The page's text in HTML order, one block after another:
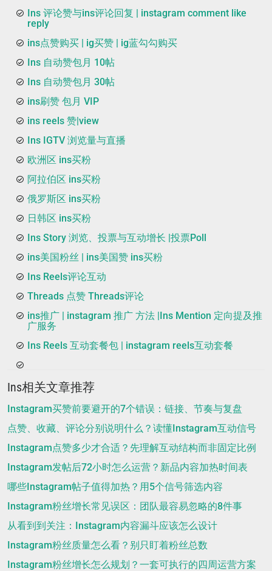
Ins 评论赞与ins评论回复 | instagram comment like
reply
ins点赞购买 | ig买赞 | ig蓝勾勾购买
Ins 自动赞包月 10帖
Ins 自动赞包月 30帖
ins刷赞 包月 VIP
ins reels 赞|view
Ins IGTV 浏览量与直播
欧洲区 ins买粉
阿拉伯区 ins买粉
俄罗斯区 ins买粉
日韩区 ins买粉
Ins Story 浏览、投票与互动增长 |投票Poll
ins美国粉丝 | ins美国赞 ins买粉
Ins Reels评论互动
Threads 点赞 Threads评论
ins推广 | instagram 推广 方法 |Ins Mention 定向提及推
广服务
Ins Reels 互动套餐包 | instagram reels互动套餐
Ins相关文章推荐
Instagram买赞前要避开的7个错误：链接、节奏与复盘
点赞、收藏、评论分别说明什么？读懂Instagram互动信号
Instagram点赞多少才合适？先理解互动结构而非固定比例
Instagram发帖后72小时怎么运营？新品内容加热时间表
哪些Instagram帖子值得加热？用5个信号筛选内容
Instagram粉丝增长常见误区：团队最容易忽略的8件事
从看到到关注：Instagram内容漏斗应该怎么设计
Instagram粉丝质量怎么看？别只盯着粉丝总数
Instagram粉丝增长怎么规划？一套可执行的四周运营方案